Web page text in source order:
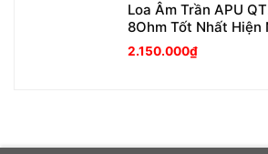
Loa Âm Trần APU
8Ohm Tốt Nhất Hiện
2.150.000₫